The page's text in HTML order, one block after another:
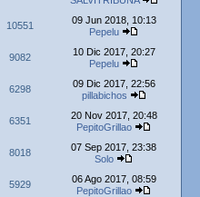
10551
09 Jun 2018, 10:13
Pepelu
9082
10 Dic 2017, 20:27
Pepelu
6298
09 Dic 2017, 22:56
pillabichos
6351
20 Nov 2017, 20:48
PepitoGrillao
8018
07 Sep 2017, 23:38
Solo
5929
06 Ago 2017, 08:59
PepitoGrillao